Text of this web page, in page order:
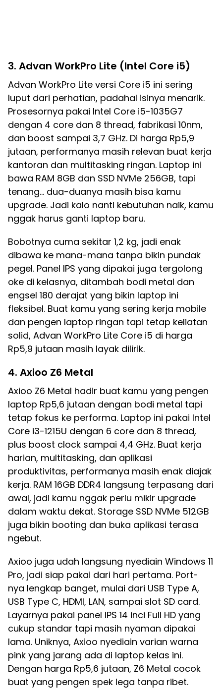
3. Advan WorkPro Lite (Intel Core i5)
Advan WorkPro Lite versi Core i5 ini sering
luput dari perhatian, padahal isinya menarik.
Prosesornya pakai Intel Core i5-1035G7
dengan 4 core dan 8 thread, fabrikasi 10nm,
dan boost sampai 3,7 GHz. Di harga Rp5,9
jutaan, performanya masih relevan buat kerja
kantoran dan multitasking ringan. Laptop ini
bawa RAM 8GB dan SSD NVMe 256GB, tapi
tenang… dua-duanya masih bisa kamu
upgrade. Jadi kalo nanti kebutuhan naik, kamu
nggak harus ganti laptop baru.
Bobotnya cuma sekitar 1,2 kg, jadi enak
dibawa ke mana-mana tanpa bikin pundak
pegel. Panel IPS yang dipakai juga tergolong
oke di kelasnya, ditambah bodi metal dan
engsel 180 derajat yang bikin laptop ini
fleksibel. Buat kamu yang sering kerja mobile
dan pengen laptop ringan tapi tetap keliatan
solid, Advan WorkPro Lite Core i5 di harga
Rp5,9 jutaan masih layak dilirik.
4. Axioo Z6 Metal
Axioo Z6 Metal hadir buat kamu yang pengen
laptop Rp5,6 jutaan dengan bodi metal tapi
tetap fokus ke performa. Laptop ini pakai Intel
Core i3-1215U dengan 6 core dan 8 thread,
plus boost clock sampai 4,4 GHz. Buat kerja
harian, multitasking, dan aplikasi
produktivitas, performanya masih enak diajak
kerja. RAM 16GB DDR4 langsung terpasang dari
awal, jadi kamu nggak perlu mikir upgrade
dalam waktu dekat. Storage SSD NVMe 512GB
juga bikin booting dan buka aplikasi terasa
ngebut.
Axioo juga udah langsung nyediain Windows 11
Pro, jadi siap pakai dari hari pertama. Port-
nya lengkap banget, mulai dari USB Type A,
USB Type C, HDMI, LAN, sampai slot SD card.
Layarnya pakai panel IPS 14 inci Full HD yang
cukup standar tapi masih nyaman dipakai
lama. Uniknya, Axioo nyediain varian warna
pink yang jarang ada di laptop kelas ini.
Dengan harga Rp5,6 jutaan, Z6 Metal cocok
buat yang pengen spek lega tanpa ribet.